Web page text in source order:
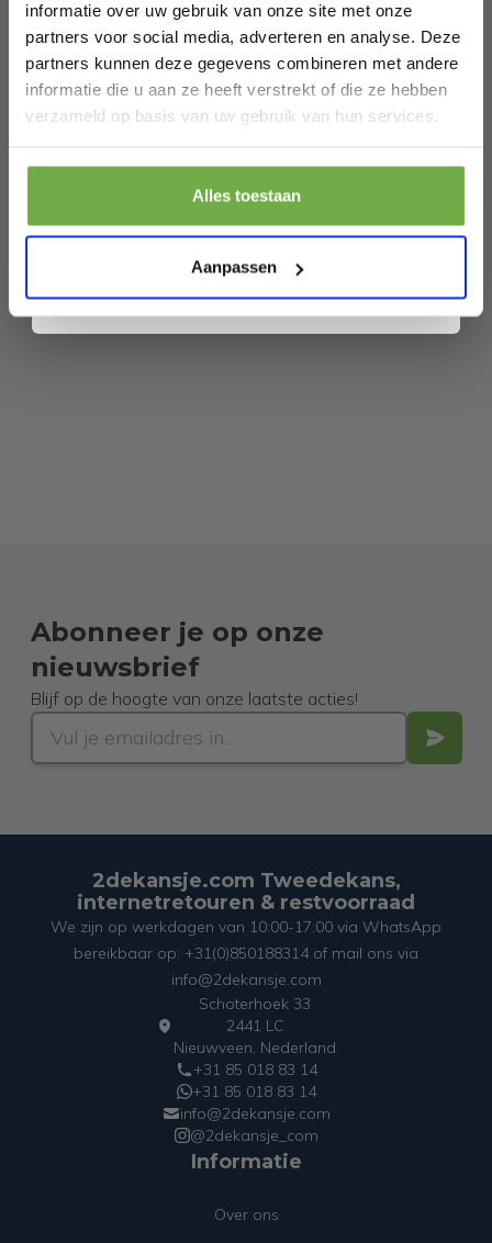
informatie over uw gebruik van onze site met onze
partners voor social media, adverteren en analyse. Deze
partners kunnen deze gegevens combineren met andere
informatie die u aan ze heeft verstrekt of die ze hebben
verzameld op basis van uw gebruik van hun services.
Alles toestaan
Aanpassen
SKU
9721055565287
Gerelateerde producten
FITAGE LCD Weegschaal
Personenweegschaal Digitaal - Slimme
Weegschalen - FITAGE App
€ 22,59
-39%
Abonneer je op onze
nieuwsbrief
Blijf op de hoogte van onze laatste acties!
2dekansje.com Tweedekans,
internetretouren & restvoorraad
We zijn op werkdagen van 10:00-17:00 via WhatsApp
bereikbaar op: +31(0)850188314 of mail ons via
info@2dekansje.com
Schoterhoek 33
2441 LC
Nieuwveen, Nederland
+31 85 018 83 14
+31 85 018 83 14
info@2dekansje.com
@2dekansje_com
Informatie
Over ons
Laat ons weten wanneer je jarig bent
Pak € 5,- korting
. Je kunt je op elk moment weer afmelden.